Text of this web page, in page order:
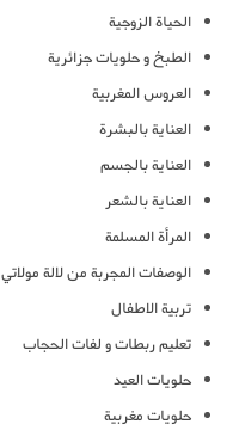
الحياة الزوجية
الطبخ و حلويات جزائرية
العروس المغربية
العناية بالبشرة
العناية بالجسم
العناية بالشعر
المرأة المسلمة
الوصفات المجربة من لالة مولاتي
تربية الاطفال
تعليم ربطات و لفات الحجاب
حلويات العيد
حلويات مغربية